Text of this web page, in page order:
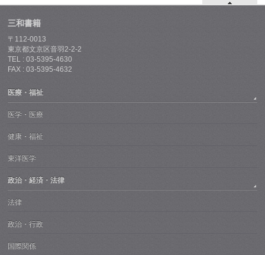
三和書籍
〒112-0013
東京都文京区音羽2-2-2
TEL : 03-5395-4630
FAX : 03-5395-4632
医療・福祉
医学・医療
健康・福祉
東洋医学
政治・経済・法律
法律
政治・行政
国際関係